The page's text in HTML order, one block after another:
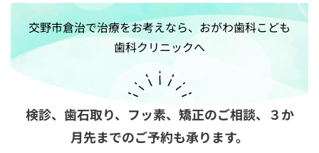
ー
シ
ョ
ン
交野市倉治で治療をお考えなら、おがわ歯科こども
歯科クリニックへ
検診、歯石取り、フッ素、矯正のご相談、 ３か
月先までのご予約も承ります。